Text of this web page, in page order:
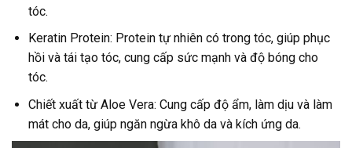
tóc.
Keratin Protein: Protein tự nhiên có trong tóc, giúp phục
hồi và tái tạo tóc, cung cấp sức mạnh và độ bóng cho
tóc.
Chiết xuất từ Aloe Vera: Cung cấp độ ẩm, làm dịu và làm
mát cho da, giúp ngăn ngừa khô da và kích ứng da.